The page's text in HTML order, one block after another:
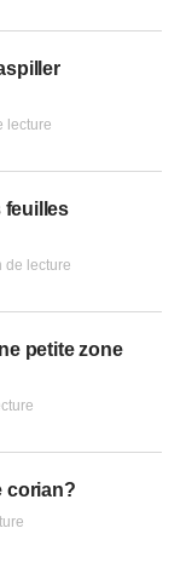
lecture
feuilles
de lecture
petite zone
corian?